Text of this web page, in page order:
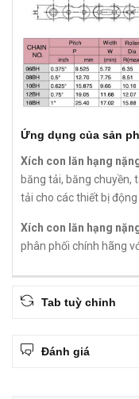
Ứng dụng của sản
Xích con lăn hạng
băng tải, băng chuyền,
tải cho các thiết bị
Xích con lăn hạng
phân phối chính hãng
Tab tuỳ chỉnh
Đánh giá